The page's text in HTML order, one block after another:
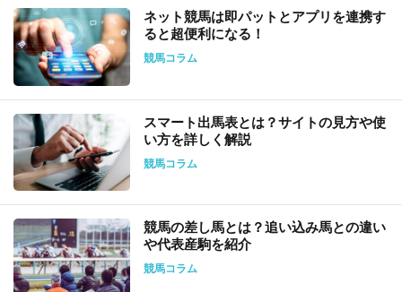
ネット競馬は即パットとアプリを連携す
ると超便利になる！
競馬コラム
スマート出馬表とは？サイトの見方や使
い方を詳しく解説
競馬コラム
競馬の差し馬とは？追い込み馬との違い
や代表産駒を紹介
競馬コラム